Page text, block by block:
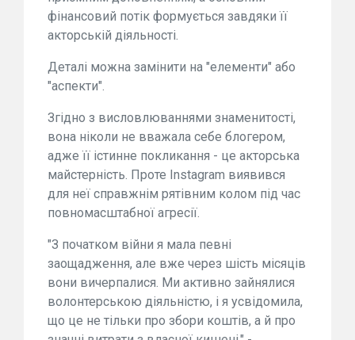
фінансовий потік формується завдяки її
акторській діяльності.
Деталі можна замінити на "елементи" або
"аспекти".
Згідно з висловлюваннями знаменитості,
вона ніколи не вважала себе блогером,
адже її істинне покликання - це акторська
майстерність. Проте Instagram виявився
для неї справжнім рятівним колом під час
повномасштабної агресії.
"З початком війни я мала певні
заощадження, але вже через шість місяців
вони вичерпалися. Ми активно зайнялися
волонтерською діяльністю, і я усвідомила,
що це не тільки про збори коштів, а й про